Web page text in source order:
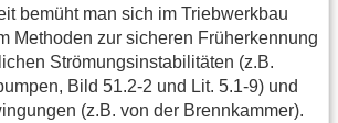
bemüht man sich im Triebwerkbau
Methoden zur sicheren Früherkennung
Strömungsinstabilitäten (z.B.
Bild 51.2-2 und Lit. 5.1-9) und
(z.B. von der Brennkammer).